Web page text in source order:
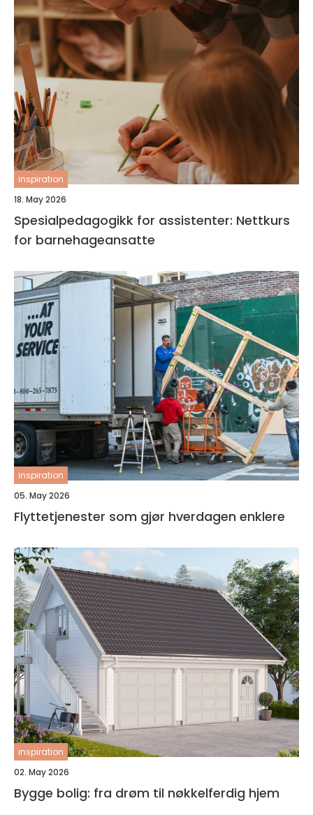
inspiration
18. May 2026
Spesialpedagogikk for assistenter: Nettkurs
for barnehageansatte
inspiration
05. May 2026
Flyttetjenester som gjør hverdagen enklere
inspiration
02. May 2026
Bygge bolig: fra drøm til nøkkelferdig hjem